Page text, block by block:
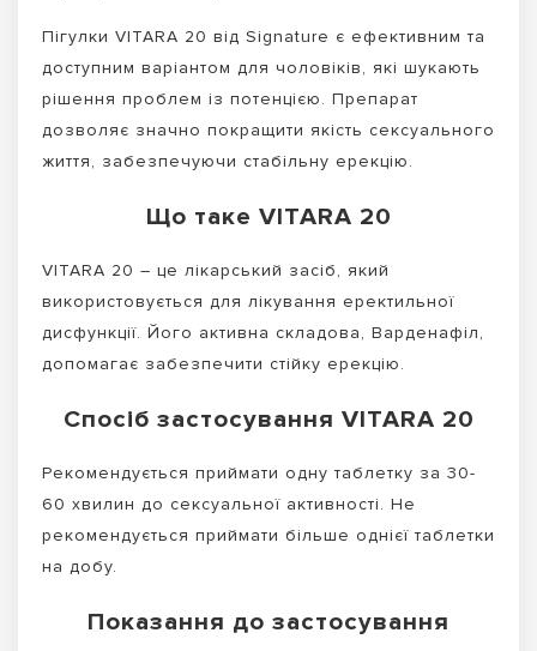
Пігулки VITARA 20 від Signature є ефективним та
доступним варіантом для чоловіків, які шукають
рішення проблем із потенцією. Препарат
дозволяє значно покращити якість сексуального
життя, забезпечуючи стабільну ерекцію.
Що таке VITARA 20
VITARA 20 – це лікарський засіб, який
використовується для лікування еректильної
дисфункції. Його активна складова, Варденафіл,
допомагає забезпечити стійку ерекцію.
Спосіб застосування VITARA 20
Рекомендується приймати одну таблетку за 30-
60 хвилин до сексуальної активності. Не
рекомендується приймати більше однієї таблетки
на добу.
Показання до застосування